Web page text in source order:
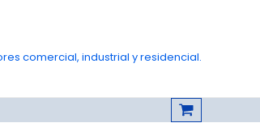
comercial, industrial y residencial.